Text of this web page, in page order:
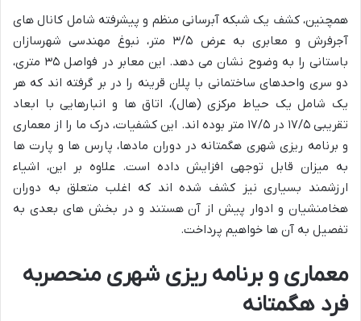
همچنین، کشف یک شبکه آبرسانی منظم و پیشرفته شامل کانال های
آجرفرش و معابری به عرض ۳/۵ متر، نبوغ مهندسی شهرسازان
باستانی را به وضوح نشان می دهد. این معابر در فواصل ۳۵ متری،
دو سری واحدهای ساختمانی با پلان قرینه را در بر گرفته اند که هر
یک شامل یک حیاط مرکزی (هال)، اتاق ها و انبارهایی با ابعاد
تقریبی ۱۷/۵ در ۱۷/۵ متر بوده اند. این کشفیات، درک ما را از معماری
و برنامه ریزی شهری هگمتانه در دوران مادها، پارس ها و پارت ها
به میزان قابل توجهی افزایش داده است. علاوه بر این، اشیاء
ارزشمند بسیاری نیز کشف شده اند که اغلب متعلق به دوران
هخامنشیان و ادوار پیش از آن هستند و در بخش های بعدی به
تفصیل به آن ها خواهیم پرداخت.
معماری و برنامه ریزی شهری منحصربه
فرد هگمتانه